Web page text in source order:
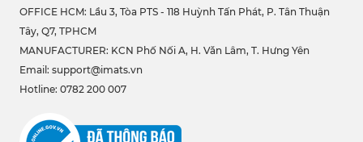
OFFICE HCM: Lầu 3, Tòa PTS - 118 Huỳnh Tấn Phát, P. Tân Thuận
Tây, Q7, TPHCM
MANUFACTURER: KCN Phố Nối A, H. Văn Lâm, T. Hưng Yên
Email: support@imats.vn
Hotline: 0782 200 007